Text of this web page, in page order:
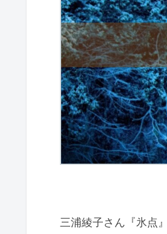
三浦綾子さん『氷点